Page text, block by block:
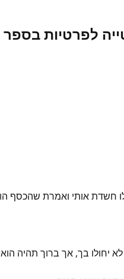
לפרטיות
חשדת אותי ואמרת שהכסף
יחולו בך, אך ברוך תהיה